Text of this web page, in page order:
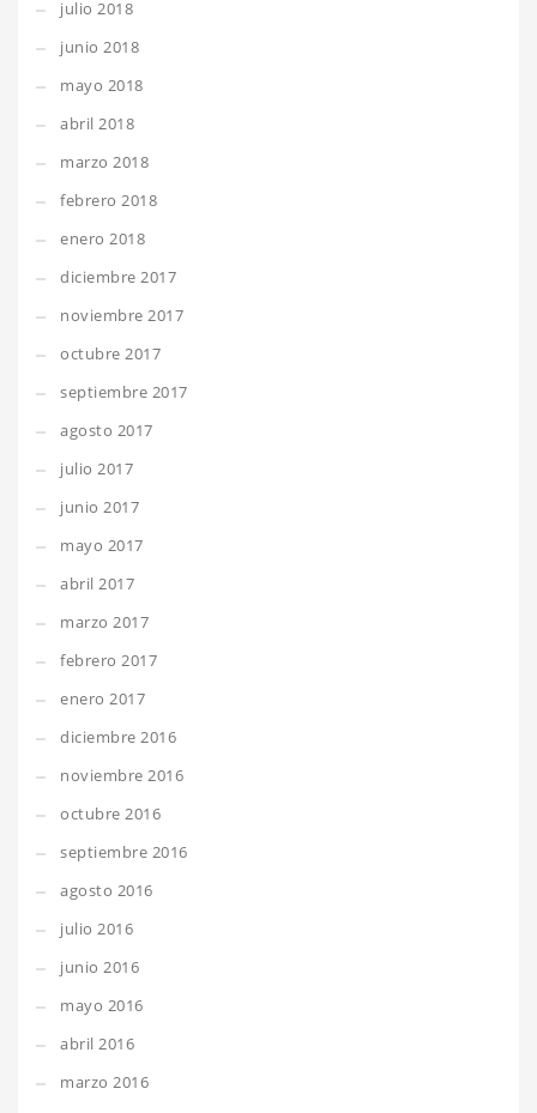
julio 2018
junio 2018
mayo 2018
abril 2018
marzo 2018
febrero 2018
enero 2018
diciembre 2017
noviembre 2017
octubre 2017
septiembre 2017
agosto 2017
julio 2017
junio 2017
mayo 2017
abril 2017
marzo 2017
febrero 2017
enero 2017
diciembre 2016
noviembre 2016
octubre 2016
septiembre 2016
agosto 2016
julio 2016
junio 2016
mayo 2016
abril 2016
marzo 2016